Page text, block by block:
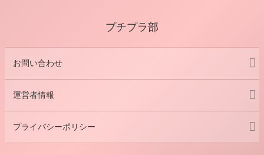
プチプラ部
お問い合わせ
運営者情報
プライバシーポリシー